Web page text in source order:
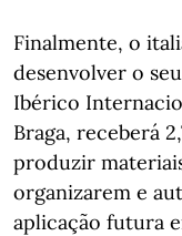
Finalmente, o
desenvolver o
Ibérico
Braga, receberá
produzir
organizarem e
aplicação futura